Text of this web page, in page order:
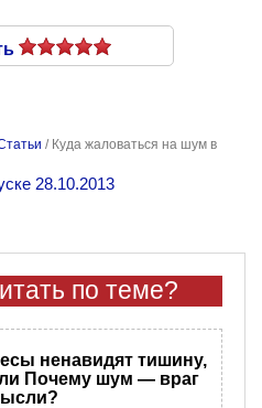
/ Куда жаловаться на шум в
28.10.2013
по теме?
ненавидят тишину,
Почему шум — враг